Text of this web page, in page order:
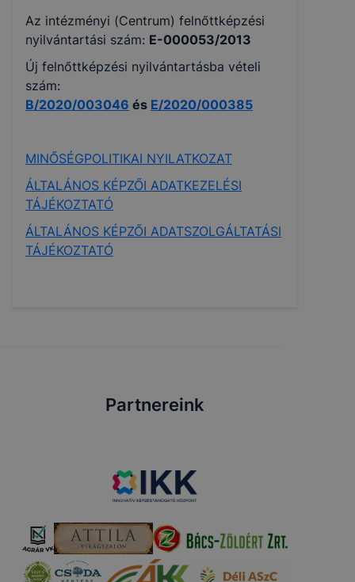
Az intézményi (Centrum) felnőttképzési
nyilvántartási szám: E-000053/2013
Új felnőttképzési nyilvántartásba vételi
szám:
B/2020/003046 és E/2020/000385
MINŐSÉGPOLITIKAI NYILATKOZAT
ÁLTALÁNOS KÉPZŐI ADATKEZELÉSI
TÁJÉKOZTATÓ
ÁLTALÁNOS KÉPZŐI ADATSZOLGÁLTATÁSI
TÁJÉKOZTATÓ
Partnereink